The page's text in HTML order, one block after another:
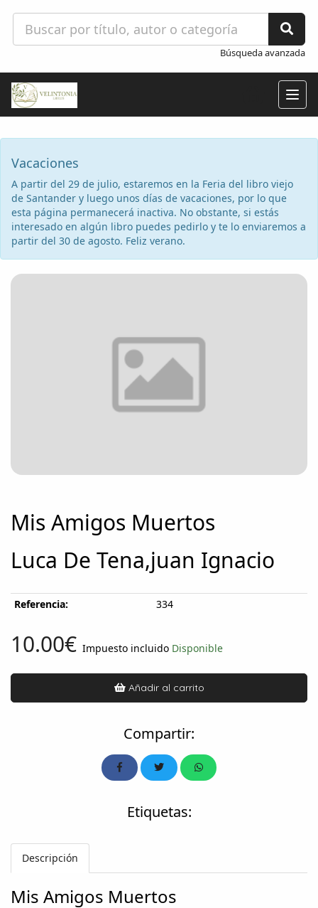
Búsqueda avanzada
Vacaciones
A partir del 29 de julio, estaremos en la Feria del libro viejo
de Santander y luego unos días de vacaciones, por lo que
esta página permanecerá inactiva. No obstante, si estás
interesado en algún libro puedes pedirlo y te lo enviaremos a
partir del 30 de agosto. Feliz verano.
Mis Amigos Muertos
Luca De Tena,juan Ignacio
Referencia: 334
10.00€ Impuesto incluido Disponible
Añadir al carrito
Compartir:
Etiquetas:
Descripción
Mis Amigos Muertos